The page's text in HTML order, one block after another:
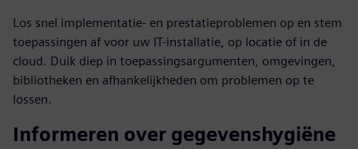
Los snel implementatie- en prestatieproblemen op en stem
toepassingen af voor uw IT-installatie, op locatie of in de
cloud. Duik diep in toepassingsargumenten, omgevingen,
bibliotheken en afhankelijkheden om problemen op te
lossen.
Informeren over gegevenshygiëne